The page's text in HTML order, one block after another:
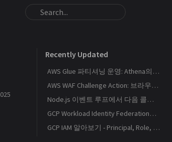
Recently Updated
AWS Glue 파티셔닝 운영: Athena의 S3 스캔량을 줄이는 Catalog와 Projection 설계
AWS WAF Challenge Action: 브라우저 토큰과 SPA 요청 경계를 이해하기
Node.js 이벤트 루프에서 다음 콜백이 실행되는 순서
GCP Workload Identity Federation으로 외부 워크로드에 키 없이 권한 부여하기
GCP IAM 알아보기 - Principal, Role, Policy, Service Account